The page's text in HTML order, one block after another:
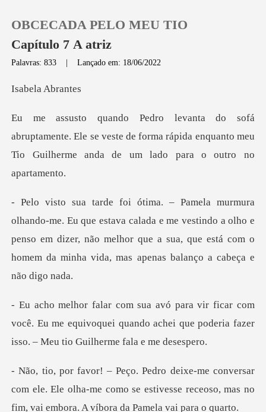
Loja
Histórico
Baixar App
OBCECADA PELO MEU TIO
Capítulo 7 A atriz
Palavras: 833 |Lançado em: 18/06/2022
la Ab
nte. Ele se veste de forma rápida enquanto meu
Tio G
a calada e me vestindo a olho e
penso em dizer, não melhor que a sua, que e
om
você. Eu me equivoquei quando achei que poderia
com ele. Ele olha-me como se estivesse receoso, mas no